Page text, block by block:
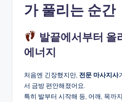
가 풀리는 순간
발끝에서부터 올
에너지
처음엔 긴장했지만, 전문 마사지사
서 금방 편안해졌어요.
특히 발부터 시작해 등, 어깨, 목까